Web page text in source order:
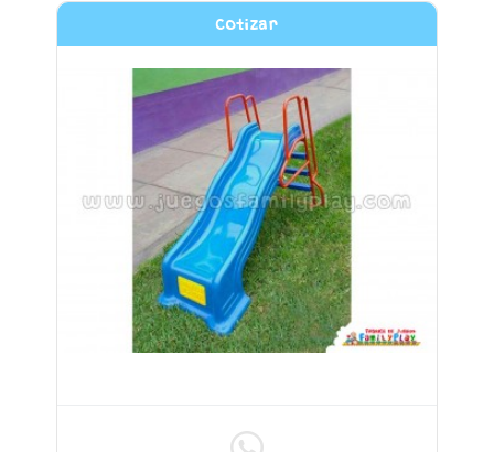
Cotizar
RESBALADERA INFANTIL